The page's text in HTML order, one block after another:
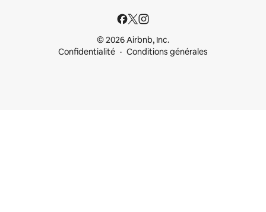
© 2026 Airbnb, Inc.
Confidentialité
Conditions générales